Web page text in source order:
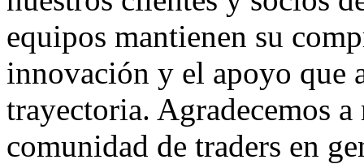
equipos mantienen su
innovación y el apoyo que
trayectoria. Agradecemos
comunidad de traders en